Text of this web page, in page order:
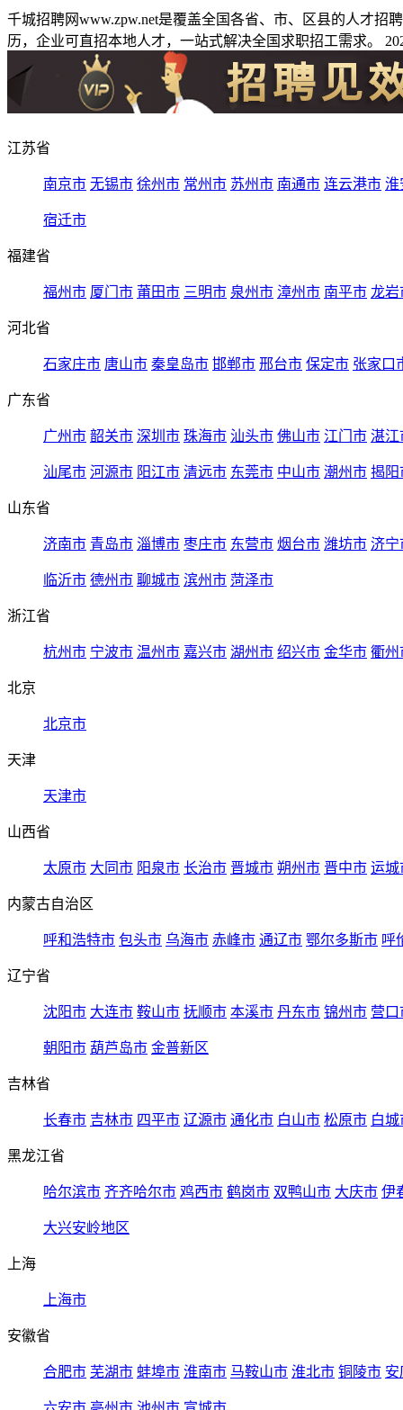
千城招聘网www.zpw.net是覆盖全国各省、市、区县的人才
历，企业可直招本地人才，一站式解决全国求职招工需求。
江苏省
南京市 无锡市 徐州市 常州市 苏州市 南通市 连云港市 淮
宿迁市
福建省
福州市 厦门市 莆田市 三明市 泉州市 漳州市 南平市 龙岩
河北省
石家庄市 唐山市 秦皇岛市 邯郸市 邢台市 保定市 张家口
广东省
广州市 韶关市 深圳市 珠海市 汕头市 佛山市 江门市 湛江
汕尾市 河源市 阳江市 清远市 东莞市 中山市 潮州市 揭阳
山东省
济南市 青岛市 淄博市 枣庄市 东营市 烟台市 潍坊市 济宁
临沂市 德州市 聊城市 滨州市 菏泽市
浙江省
杭州市 宁波市 温州市 嘉兴市 湖州市 绍兴市 金华市 衢州
北京
北京市
天津
天津市
山西省
太原市 大同市 阳泉市 长治市 晋城市 朔州市 晋中市 运城
内蒙古自治区
呼和浩特市 包头市 乌海市 赤峰市 通辽市 鄂尔多斯市 呼
辽宁省
沈阳市 大连市 鞍山市 抚顺市 本溪市 丹东市 锦州市 营口
朝阳市 葫芦岛市 金普新区
吉林省
长春市 吉林市 四平市 辽源市 通化市 白山市 松原市 白城
黑龙江省
哈尔滨市 齐齐哈尔市 鸡西市 鹤岗市 双鸭山市 大庆市 伊
大兴安岭地区
上海
上海市
安徽省
合肥市 芜湖市 蚌埠市 淮南市 马鞍山市 淮北市 铜陵市 安